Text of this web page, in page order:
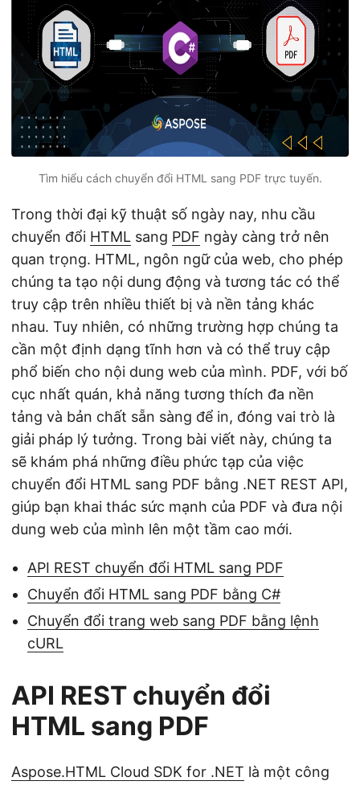
Tìm hiểu cách chuyển đổi HTML sang PDF trực tuyến.
Trong thời đại kỹ thuật số ngày nay, nhu cầu
chuyển đổi HTML sang PDF ngày càng trở nên
quan trọng. HTML, ngôn ngữ của web, cho phép
chúng ta tạo nội dung động và tương tác có thể
truy cập trên nhiều thiết bị và nền tảng khác
nhau. Tuy nhiên, có những trường hợp chúng ta
cần một định dạng tĩnh hơn và có thể truy cập
phổ biến cho nội dung web của mình. PDF, với bố
cục nhất quán, khả năng tương thích đa nền
tảng và bản chất sẵn sàng để in, đóng vai trò là
giải pháp lý tưởng. Trong bài viết này, chúng ta
sẽ khám phá những điều phức tạp của việc
chuyển đổi HTML sang PDF bằng .NET REST API,
giúp bạn khai thác sức mạnh của PDF và đưa nội
dung web của mình lên một tầm cao mới.
API REST chuyển đổi HTML sang PDF
Chuyển đổi HTML sang PDF bằng C#
Chuyển đổi trang web sang PDF bằng lệnh
cURL
API REST chuyển đổi
HTML sang PDF
Aspose.HTML Cloud SDK for .NET là một công